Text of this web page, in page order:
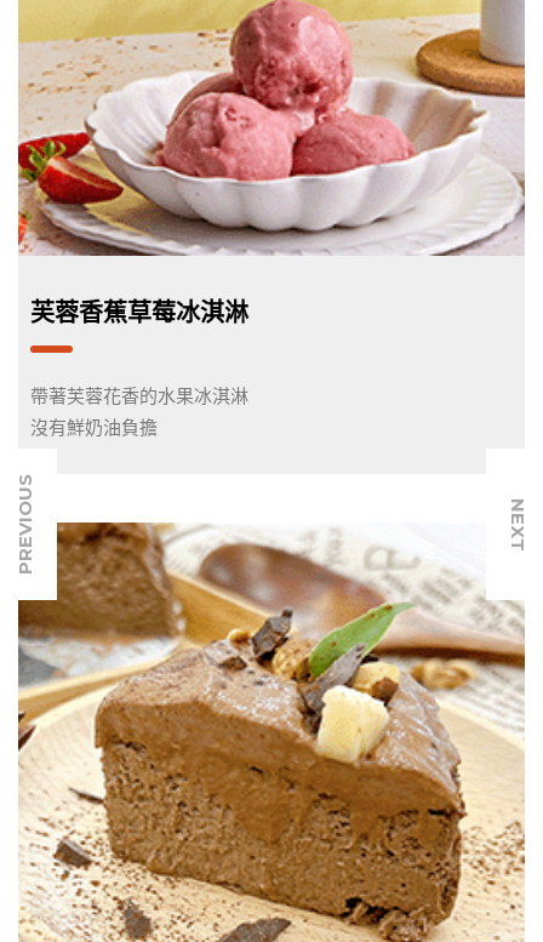
芙蓉香蕉草莓冰淇淋
帶著芙蓉花香的水果冰淇淋
沒有鮮奶油負擔
PREVIOUS NEXT